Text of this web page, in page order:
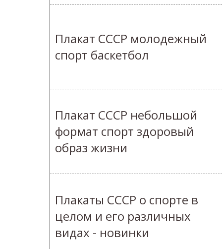
Плакат СССР молодежный
спорт баскетбол
Плакат СССР небольшой
формат спорт здоровый
образ жизни
Плакаты СССР о спорте в
целом и его различных
видах - новинки